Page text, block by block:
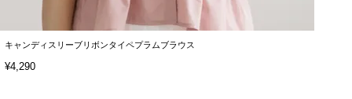
キャンディスリーブリボンタイペプラムブラウス
¥4,290